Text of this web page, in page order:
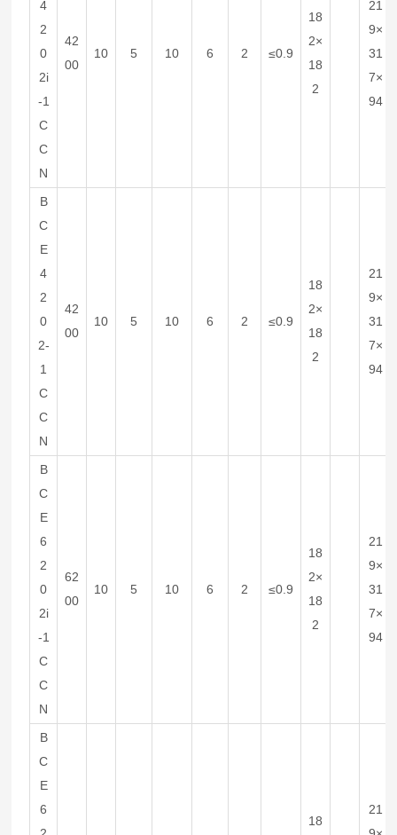
4
2
0
2i
-1
C
C
N
42
00
10 5 10 6 2 ≤0.9
18
2×
18
2
21
9×
31
7×
94
B
C
E
4
2
0
2-
1
C
C
N
42
00
10 5 10 6 2 ≤0.9
18
2×
18
2
21
9×
31
7×
94
B
C
E
6
2
0
2i
-1
C
C
N
62
00
10 5 10 6 2 ≤0.9
18
2×
18
2
21
9×
31
7×
94
B
C
E
6
18
21